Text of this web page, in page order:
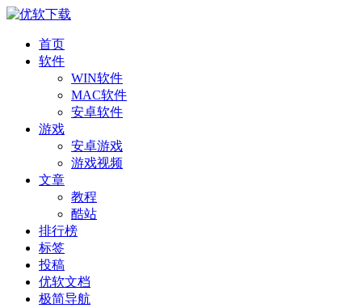
首页
软件
WIN软件
MAC软件
安卓软件
游戏
安卓游戏
游戏视频
文章
教程
酷站
排行榜
标签
投稿
优软文档
极简导航